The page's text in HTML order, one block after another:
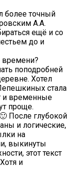
более точный
А.А.
ещё и со
до и
времени?
поподробней
Хотел
стала
и временные
проще.
После глубокой
и логические,
на
выкинуты
этот текст
и